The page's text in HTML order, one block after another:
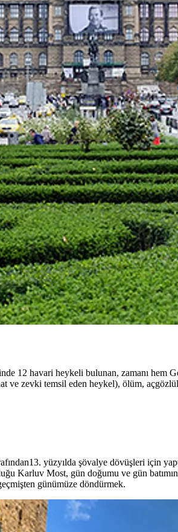
12 havari heykeli bulunan, zamanı hem
ve zevki temsil eden heykel), ölüm,
yüzyılda şövalye dövüşleri için
Karluv Most, gün doğumu ve gün
günümüze döndürmek.